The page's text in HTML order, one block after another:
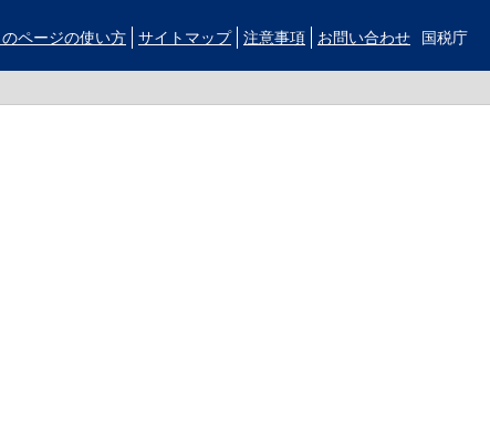
のページの使い方 サイトマップ 注意事項 お問い合わせ 国税庁